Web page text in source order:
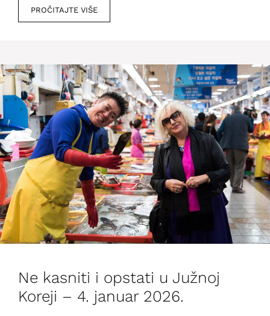
PROČITAJTE VIŠE
Ne kasniti i opstati u Južnoj
Koreji – 4. januar 2026.